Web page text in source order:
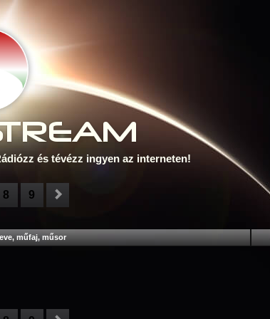
és tévézz ingyen az interneten!
8 9
műfaj, műsor